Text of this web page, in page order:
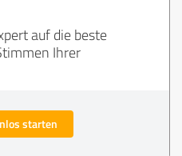
auf die beste
Ihrer
starten